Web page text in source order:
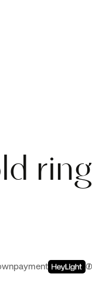
ring